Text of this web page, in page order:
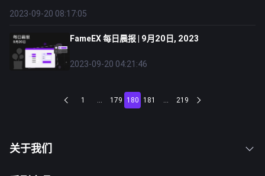
2023-09-20 08:17:05
FameEX 每日晨报 | 9月20日, 2023
2023-09-20 04:21:46
1 ... 179 180 181 ... 219
关于我们